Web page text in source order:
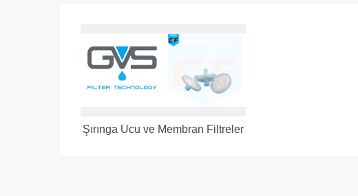
Şırınga Ucu ve Membran Filtreler